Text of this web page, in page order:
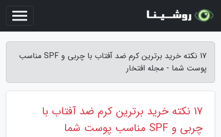
17 نکته خرید برترین کرم ضد آفتاب با چربی و SPF مناسب
پوست شما - مجله افتخار
17 نکته خرید برترین کرم ضد آفتاب با
چربی و SPF مناسب پوست شما